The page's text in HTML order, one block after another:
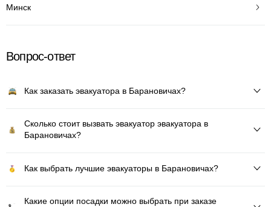
Минск
Вопрос-ответ
Как заказать эвакуатора в Барановичах?
Сколько стоит вызвать эвакуатор эвакуатора в
Барановичах?
Как выбрать лучшие эвакуаторы в Барановичах?
Какие опции посадки можно выбрать при заказе